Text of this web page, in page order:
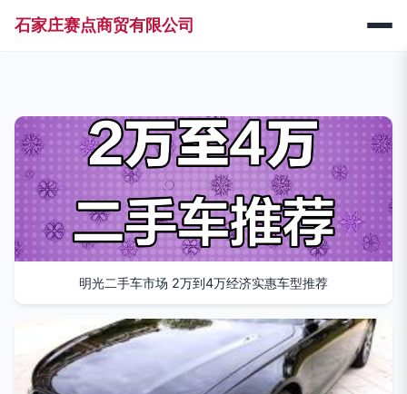
石家庄赛点商贸有限公司
明光二手车市场 2万到4万经济实惠车型推荐